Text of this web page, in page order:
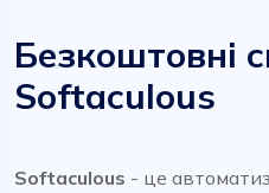
Безкоштовні
Softaculous
Softaculous - це